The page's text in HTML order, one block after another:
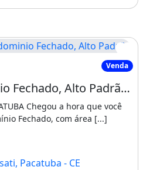
Fechado, Alto Padrão
Venda
Lotes em Condominio Fechado, Alto Padrão, as Margens da Ce-060. com Antecedência
Chegou a hora que você
Fechado, com área [...]
Pacatuba - CE